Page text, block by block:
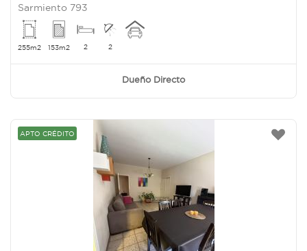
Sarmiento 793
255m2 153m2 2 2
Dueño Directo
APTO CRÉDITO